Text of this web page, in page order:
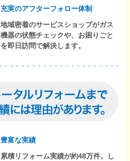
充実のアフターフォロー体制
地域密着のサービスショップがガス
機器の状態チェックや、お困りごと
を即日訪問で解決します。
豊富な実績
累積リフォーム実績が約48万件。し